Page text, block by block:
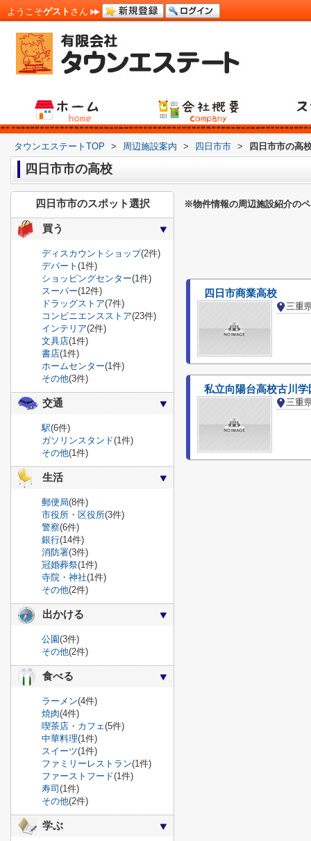
ようこそゲスト さん
タウンエステートTOP > 周辺施設案内 > 四日市市 > 四日市市の高
四日市市の高校
※物件情報の周辺施設紹介の
四日市商業高校
三重
私立向陽台高校古川
三重
四日市市のスポット選択
買う
ディスカウントショップ(2件)
デパート (1件)
ショッピングセンター(1件)
スーパー(12件)
ドラッグストア(7件)
コンビニエンスストア(23件)
インテリア(2件)
文具店(1件)
書店(1件)
ホームセンター(1件)
その他(3件)
交通
駅(6件)
ガソリンスタンド(1件)
その他(1件)
生活
郵便局(8件)
市役所・区役所(3件)
警察(6件)
銀行(14件)
消防署(3件)
冠婚葬祭(1件)
寺院・神社(1件)
その他(2件)
出かける
公園(3件)
その他(2件)
食べる
ラーメン(4件)
焼肉(4件)
喫茶店・カフェ(5件)
中華料理(1件)
スイーツ(1件)
ファミリーレストラン(1件)
ファーストフード(1件)
寿司 (1件)
その他(2件)
学ぶ